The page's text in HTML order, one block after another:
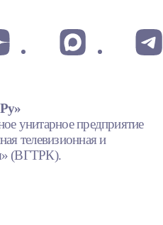
унитарное предприятие
телевизионная и
(ВГТРК).